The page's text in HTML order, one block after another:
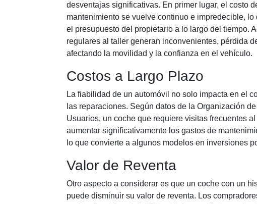
desventajas significativas. En primer lugar, el costo
mantenimiento se vuelve continuo e impredecible, lo
el presupuesto del propietario a lo largo del tiempo.
regulares al taller generan inconvenientes, pérdida
afectando la movilidad y la confianza en el vehículo.
Costos a Largo Plazo
La fiabilidad de un automóvil no solo impacta en el
las reparaciones. Según datos de la Organización
Usuarios, un coche que requiere visitas frecuentes
aumentar significativamente los gastos de
lo que convierte a algunos modelos en inversiones
Valor de Reventa
Otro aspecto a considerar es que un coche con un
puede disminuir su valor de reventa. Los